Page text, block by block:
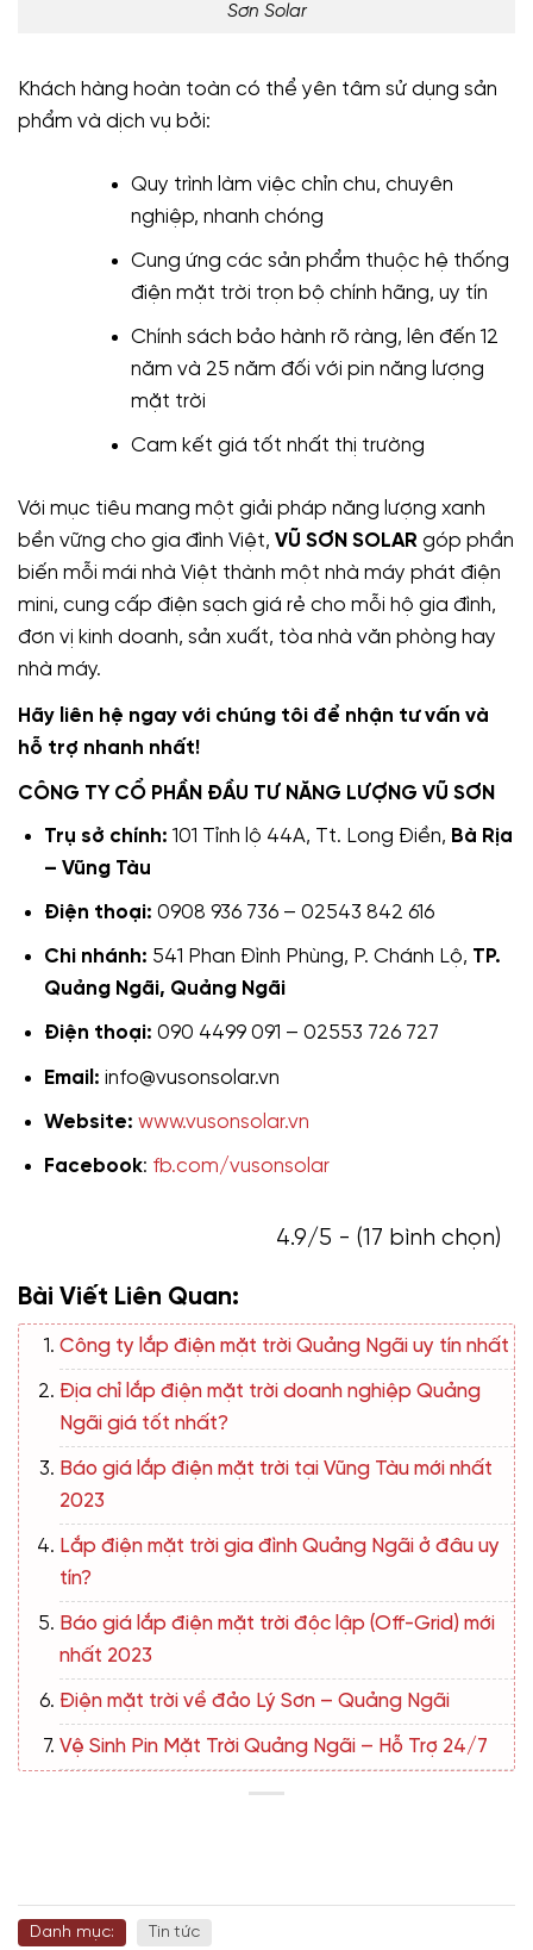
Sơn Solar
Khách hàng hoàn toàn có thể yên tâm sử dụng sản
phẩm và dịch vụ bởi:
Quy trình làm việc chỉn chu, chuyên
nghiệp, nhanh chóng
Cung ứng các sản phẩm thuộc hệ thống
điện mặt trời trọn bộ chính hãng, uy tín
Chính sách bảo hành rõ ràng, lên đến 12
năm và 25 năm đối với pin năng lượng
mặt trời
Cam kết giá tốt nhất thị trường
Với mục tiêu mang một giải pháp năng lượng xanh
bền vững cho gia đình Việt, VŨ SƠN SOLAR góp phần
biến mỗi mái nhà Việt thành một nhà máy phát điện
mini, cung cấp điện sạch giá rẻ cho mỗi hộ gia đình,
đơn vị kinh doanh, sản xuất, tòa nhà văn phòng hay
nhà máy.
Hãy liên hệ ngay với chúng tôi để nhận tư vấn và
hỗ trợ nhanh nhất!
CÔNG TY CỔ PHẦN ĐẦU TƯ NĂNG LƯỢNG VŨ SƠN
Trụ sở chính: 101 Tỉnh lộ 44A, Tt. Long Điền, Bà Rịa
– Vũng Tàu
Điện thoại: 0908 936 736 – 02543 842 616
Chi nhánh: 541 Phan Đình Phùng, P. Chánh Lộ, TP.
Quảng Ngãi, Quảng Ngãi
Điện thoại: 090 4499 091 – 02553 726 727
Email: info@vusonsolar.vn
Website: www.vusonsolar.vn
Facebook: fb.com/vusonsolar
4.9/5 - (17 bình chọn)
Bài Viết Liên Quan:
Công ty lắp điện mặt trời Quảng Ngãi uy tín nhất
Địa chỉ lắp điện mặt trời doanh nghiệp Quảng
Ngãi giá tốt nhất?
Báo giá lắp điện mặt trời tại Vũng Tàu mới nhất
2023
Lắp điện mặt trời gia đình Quảng Ngãi ở đâu uy
tín?
Báo giá lắp điện mặt trời độc lập (Off-Grid) mới
nhất 2023
Điện mặt trời về đảo Lý Sơn – Quảng Ngãi
Vệ Sinh Pin Mặt Trời Quảng Ngãi – Hỗ Trợ 24/7
Danh mục: Tin tức